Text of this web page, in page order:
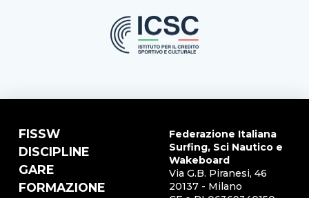
FISSW
DISCIPLINE
GARE
FORMAZIONE
Federazione Italiana
Surfing, Sci Nautico e
Wakeboard
Via G.B. Piranesi, 46
20137 - Milano